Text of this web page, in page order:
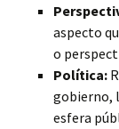
aspecto
o
Política:
gobierno,
esfera